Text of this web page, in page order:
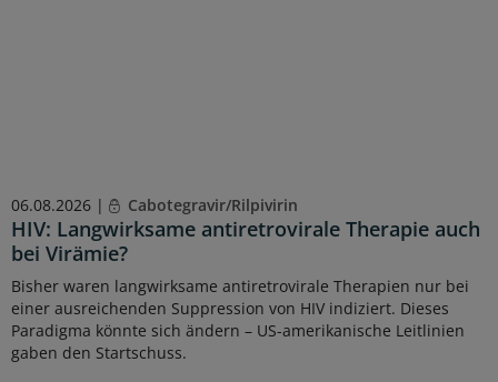
06.08.2026 | Cabotegravir/Rilpivirin
HIV: Langwirksame antiretrovirale Therapie auch
bei Virämie?
Bisher waren langwirksame antiretrovirale Therapien nur bei
einer ausreichenden Suppression von HIV indiziert. Dieses
Paradigma könnte sich ändern – US-amerikanische Leitlinien
gaben den Startschuss.